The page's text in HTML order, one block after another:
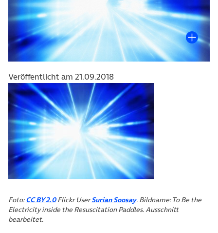
Veröffentlicht am 21.09.2018
Foto:CC BY 2.0(öffnet in neuem Tab)
Flickr UserSurian Soosay(öffnet in neuem Tab)
. Bildname: To Be the
Electricity inside the Resuscitation Paddles. Ausschnitt
bearbeitet.